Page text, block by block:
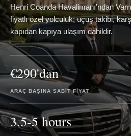
Henri Coanda Havalimanı'ndan
fiyatlı özel yolculuk; uçuş takibi,
kapıdan kapıya ulaşım dahildir.
€290'dan
ARAÇ BAŞINA SABIT FIYAT
3.5-5 hours